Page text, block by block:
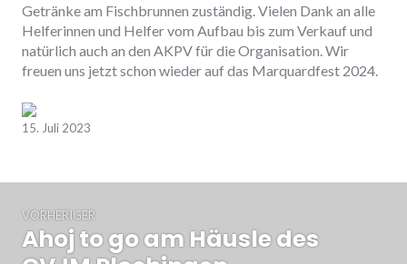
Getränke am Fischbrunnen zuständig. Vielen Dank an alle
Helferinnen und Helfer vom Aufbau bis zum Verkauf und
natürlich auch an den AKPV für die Organisation. Wir
freuen uns jetzt schon wieder auf das Marquardfest 2024.
15. Juli 2023
Navigation
VORHERIGER
Vorheriger
Beitrag:
Ahoj to go am Häusle des